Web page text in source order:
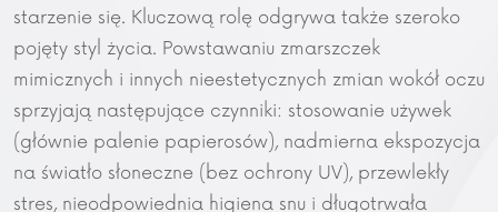
starzenie się. Kluczową rolę odgrywa także szeroko
pojęty styl życia. Powstawaniu zmarszczek
mimicznych i innych nieestetycznych zmian wokół oczu
sprzyjają następujące czynniki: stosowanie używek
(głównie palenie papierosów), nadmierna ekspozycja
na światło słoneczne (bez ochrony UV), przewlekły
stres, nieodpowiednia higiena snu i długotrwała